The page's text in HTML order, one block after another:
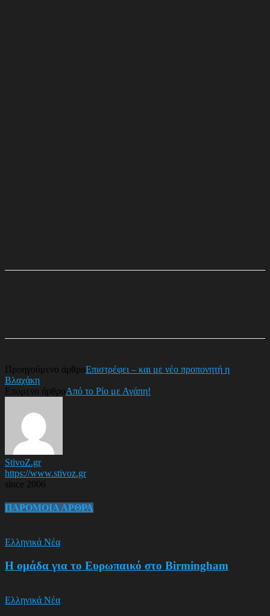
Προηγούμενο άρθροΕπιστρέφει – και με νέο προπονητή η
Βλαχάκη
Επόμενο άρθροΑπό το Ρίο με Αγάπη!
StivoZ.gr
https://www.stivoz.gr
since 2006
ΠΑΡΟΜΟΙΑ ΑΡΘΡΑ
Ελληνικά Νέα
Η ομάδα για το Ευρωπαικό στο Birmingham
Ελληνικά Νέα